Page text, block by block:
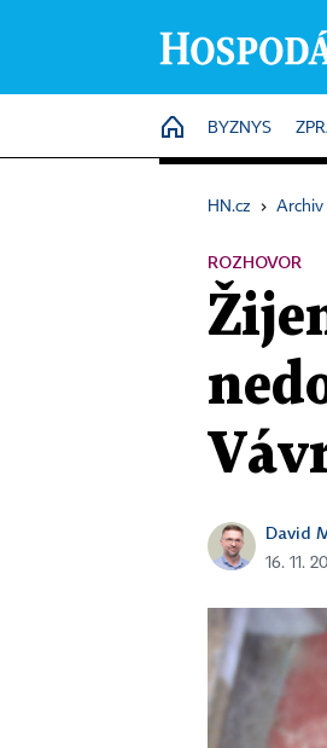
HOME
BYZNYS
HN.cz › Archiv
ROZHOVOR
David
16. 11.